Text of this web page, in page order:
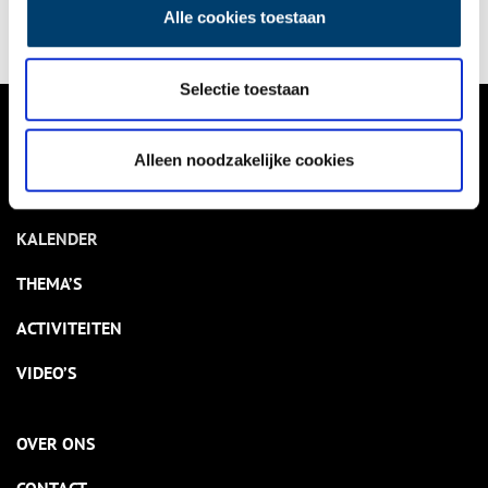
Alle cookies toestaan
Selectie toestaan
Alleen noodzakelijke cookies
NIEUWS
KALENDER
THEMA’S
ACTIVITEITEN
VIDEO’S
OVER ONS